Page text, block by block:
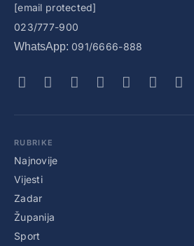
[email protected]
023/777-900
WhatsApp: 091/6666-888
RUBRIKE
Najnovije
Vijesti
Zadar
Županija
Sport